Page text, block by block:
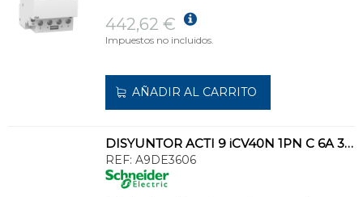
442,62 €
Impuestos no incluidos.
AÑADIR AL CARRITO
DISYUNTOR ACTI 9 iCV40N 1PN C 6A 30mA AC RCBO
REF: A9DE3606